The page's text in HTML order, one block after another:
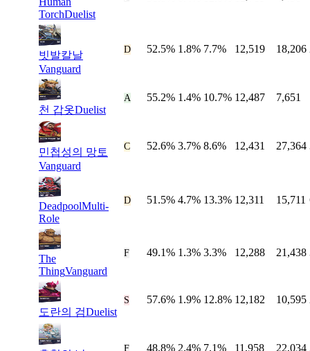
TorchDuelist
빗발칼날
Vanguard
D 52.5% 1.8% 7.7% 12,519 18,206
천 갑옷Duelist
A 55.2% 1.4% 10.7% 12,487 7,651
민첩성의 망토
Vanguard
C 52.6% 3.7% 8.6% 12,431 27,364
DeadpoolMulti-
Role
D 51.5% 4.7% 13.3% 12,311 15,711
The
ThingVanguard
F 49.1% 1.3% 3.3% 12,288 21,438
도란의 검Duelist
S 57.6% 1.9% 12.8% 12,182 10,595
F 48.8% 2.4% 7.1% 11,958 22,034